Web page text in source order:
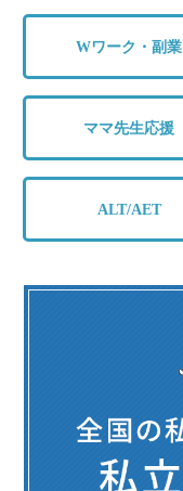
Wワーク・副業
ママ先生応援
ALT/AET